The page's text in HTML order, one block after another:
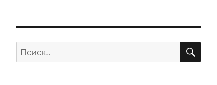
Искать: